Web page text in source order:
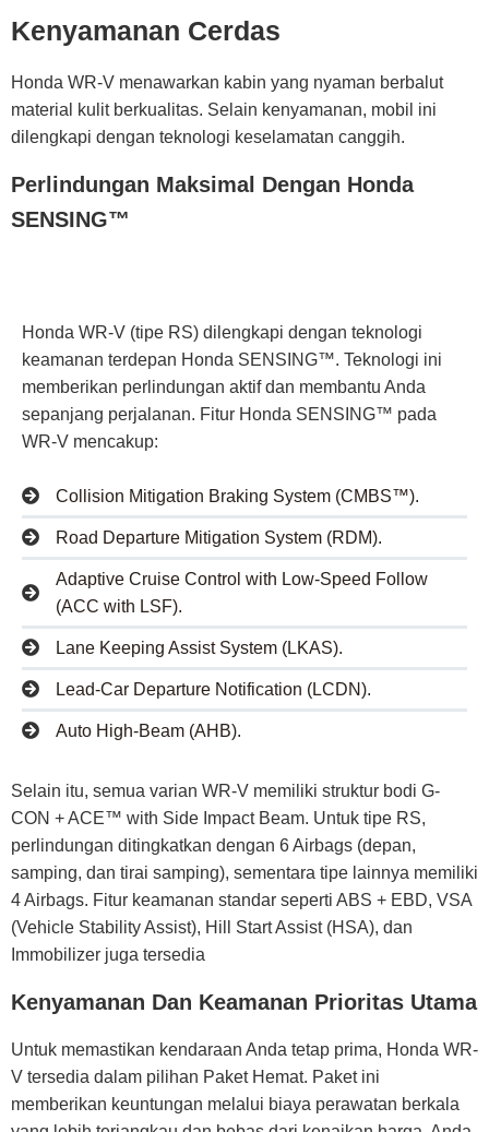
Kenyamanan Cerdas
Honda WR-V menawarkan kabin yang nyaman berbalut
material kulit berkualitas. Selain kenyamanan, mobil ini
dilengkapi dengan teknologi keselamatan canggih.
Perlindungan Maksimal Dengan Honda
SENSING™
Honda WR-V (tipe RS) dilengkapi dengan teknologi
keamanan terdepan Honda SENSING™. Teknologi ini
memberikan perlindungan aktif dan membantu Anda
sepanjang perjalanan. Fitur Honda SENSING™ pada
WR-V mencakup:
Collision Mitigation Braking System (CMBS™).
Road Departure Mitigation System (RDM).
Adaptive Cruise Control with Low-Speed Follow
(ACC with LSF).
Lane Keeping Assist System (LKAS).
Lead-Car Departure Notification (LCDN).
Auto High-Beam (AHB).
Selain itu, semua varian WR-V memiliki struktur bodi G-
CON + ACE™ with Side Impact Beam. Untuk tipe RS,
perlindungan ditingkatkan dengan 6 Airbags (depan,
samping, dan tirai samping), sementara tipe lainnya memiliki
4 Airbags. Fitur keamanan standar seperti ABS + EBD, VSA
(Vehicle Stability Assist), Hill Start Assist (HSA), dan
Immobilizer juga tersedia
Kenyamanan Dan Keamanan Prioritas Utama
Untuk memastikan kendaraan Anda tetap prima, Honda WR-
V tersedia dalam pilihan Paket Hemat. Paket ini
memberikan keuntungan melalui biaya perawatan berkala